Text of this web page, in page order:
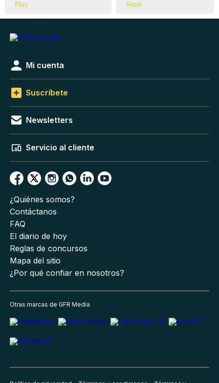
Mi cuenta
Suscríbete
Newsletters
Servicio al cliente
¿Quiénes somos?
Contáctanos
FAQ
El diario de hoy
Reglas de concursos
Mapa del sitio
¿Por qué confiar en nosotros?
Otras marcas de GFR Media